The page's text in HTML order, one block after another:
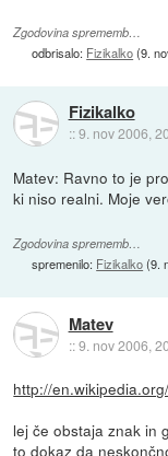
Zgodovina sprememb…
odbrisalo: Fizikalko(9.
Fizikalko
::9. nov 2006,
Matev: Ravno to je
ki niso realni. Moje
Zgodovina sprememb…
spremenilo: Fizikalko(9.
Matev
::9. nov 2006,
http://
lej če obstaja znak in
to dokaz da